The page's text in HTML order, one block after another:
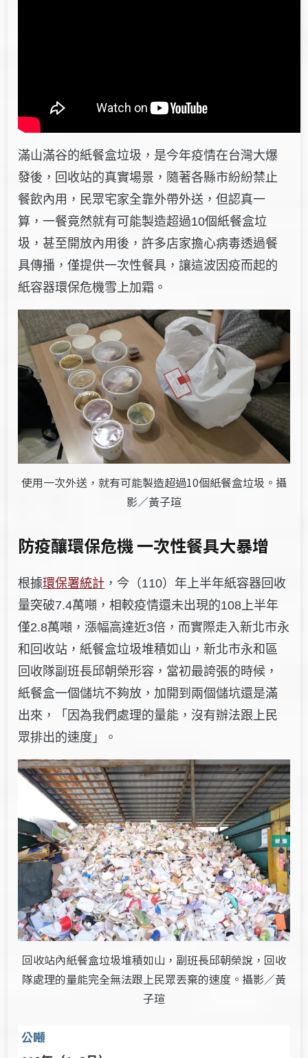
滿山滿谷的紙餐盒垃圾，是今年疫情在台灣大爆
發後，回收站的真實場景，隨著各縣市紛紛禁止
餐飲內用，民眾宅家全靠外帶外送，但認真一
算，一餐竟然就有可能製造超過10個紙餐盒垃
圾，甚至開放內用後，許多店家擔心病毒透過餐
具傳播，僅提供一次性餐具，讓這波因疫而起的
紙容器環保危機雪上加霜。
使用一次外送，就有可能製造超過10個紙餐盒垃圾。攝
影／黃子瑄
防疫釀環保危機 一次性餐具大暴增
根據環保署統計 ，今（110）年上半年紙容器回收
量突破7.4萬噸，相較疫情還未出現的108上半年
僅2.8萬噸，漲幅高達近3倍，而實際走入新北市永
和回收站，紙餐盒垃圾堆積如山，新北市永和區
回收隊副班長邱朝榮形容，當初最誇張的時候，
紙餐盒一個儲坑不夠放，加開到兩個儲坑還是滿
出來，「因為我們處理的量能，沒有辦法跟上民
眾排出的速度」。
回收站內紙餐盒垃圾堆積如山，副班長邱朝榮說，回收
隊處理的量能完全無法跟上民眾丟棄的速度。攝影／黃
子瑄